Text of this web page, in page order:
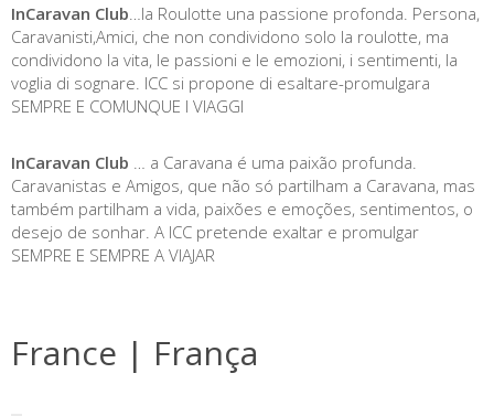
InCaravan Club …la Roulotte una passione profonda. Persona,
Caravanisti,Amici, che non condividono solo la roulotte, ma
condividono la vita, le passioni e le emozioni, i sentimenti, la
voglia di sognare. ICC si propone di esaltare-promulgara
SEMPRE E COMUNQUE I VIAGGI
InCaravan Club … a Caravana é uma paixão profunda.
Caravanistas e Amigos, que não só partilham a Caravana, mas
também partilham a vida, paixões e emoções, sentimentos, o
desejo de sonhar. A ICC pretende exaltar e promulgar
SEMPRE E SEMPRE A VIAJAR
France | França